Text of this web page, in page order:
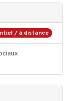
/ à distance